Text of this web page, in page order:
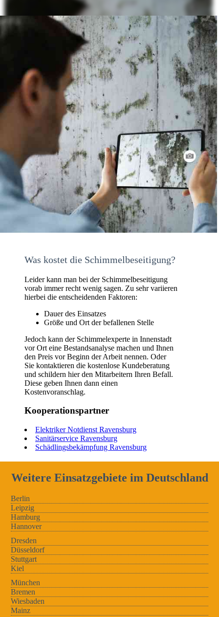
Was kostet die Schimmelbeseitigung?
Leider kann man bei der Schimmelbeseitigung
vorab immer recht wenig sagen. Zu sehr variieren
hierbei die entscheidenden Faktoren:
Dauer des Einsatzes
Größe und Ort der befallenen Stelle
Jedoch kann der Schimmelexperte in Innenstadt
vor Ort eine Bestandsanalyse machen und Ihnen
den Preis vor Beginn der Arbeit nennen. Oder
Sie kontaktieren die kostenlose Kundeberatung
und schildern hier den Mitarbeitern Ihren Befall.
Diese geben Ihnen dann einen
Kostenvoranschlag.
Kooperationspartner
Elektriker Notdienst Ravensburg
Sanitärservice Ravensburg
Schädlingsbekämpfung Ravensburg
Weitere Einsatzgebiete im Deutschland
Berlin
Leipzig
Hamburg
Hannover
Dresden
Düsseldorf
Stuttgart
Kiel
München
Bremen
Wiesbaden
Mainz